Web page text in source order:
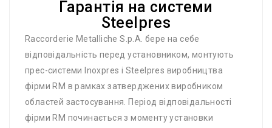
Гарантія на системи
Steelpres
Raccorderie Metalliche S.p.A. бере на себе
відповідальність перед установником, монтують
прес-системи Inoxpres і Steelpres виробництва
фірми RM в рамках затверджених виробником
областей застосування. Період відповідальності
фірми RM починається з моменту установки